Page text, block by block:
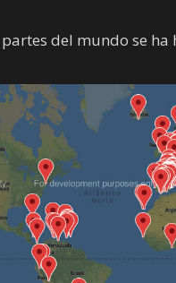
del mundo se